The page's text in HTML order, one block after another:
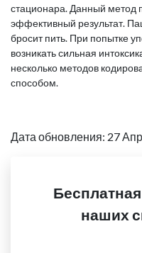
стационара. Данный метод
эффективный результат.
бросит пить. При попытке
возникать сильная
несколько методов
способом.
Дата обновления: 27
наших